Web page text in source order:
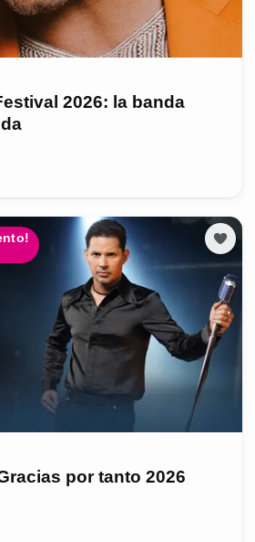
2026: la banda
por tanto 2026